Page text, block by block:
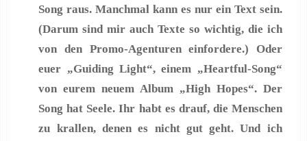
Song raus. Manchmal kann es nur ein Text sein.
(Darum sind mir auch Texte so wichtig, die ich
von den Promo-Agenturen einfordere.) Oder
euer „Guiding Light“, einem „Heartful-Song“
von eurem neuem Album „High Hopes“. Der
Song hat Seele. Ihr habt es drauf, die Menschen
zu krallen, denen es nicht gut geht. Und ich